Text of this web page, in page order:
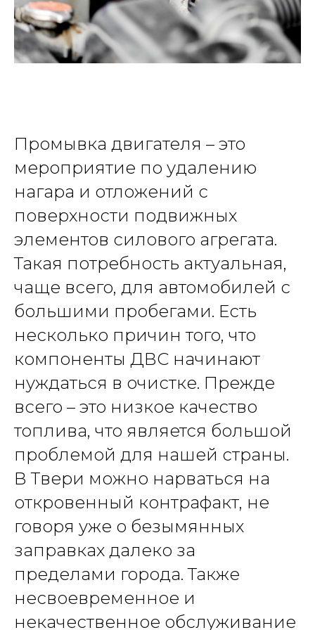
Промывка двигателя – это
мероприятие по удалению
нагара и отложений с
поверхности подвижных
элементов силового агрегата.
Такая потребность актуальная,
чаще всего, для автомобилей с
большими пробегами. Есть
несколько причин того, что
компоненты ДВС начинают
нуждаться в очистке. Прежде
всего – это низкое качество
топлива, что является большой
проблемой для нашей страны.
В Твери можно нарваться на
откровенный контрафакт, не
говоря уже о безымянных
заправках далеко за
пределами города. Также
несвоевременное и
некачественное обслуживание